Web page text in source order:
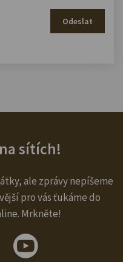
Odeslat
sítích!
ale zprávy nepíšeme
pro vás ťukáme do
Mrkněte!